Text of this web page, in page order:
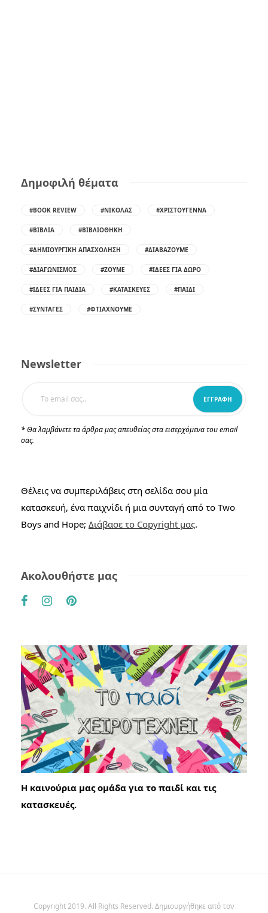
Δημοφιλή θέματα
#BOOK REVIEW #ΝΙΚΌΛΑΣ #ΧΡΙΣΤΟΎΓΕΝΝΑ
#ΒΙΒΛΊΑ #ΒΙΒΛΙΟΘΉΚΗ
#ΔΗΜΙΟΥΡΓΙΚΉ ΑΠΑΣΧΌΛΗΣΗ #ΔΙΑΒΆΖΟΥΜΕ
#ΔΙΑΓΩΝΙΣΜΌΣ #ΖΟΎΜΕ #ΙΔΈΕΣ ΓΙΑ ΔΏΡΟ
#ΙΔΈΕΣ ΓΙΑ ΠΑΙΔΙΆ #ΚΑΤΑΣΚΕΥΈΣ #ΠΑΙΔΊ
#ΣΥΝΤΑΓΈΣ #ΦΤΙΆΧΝΟΥΜΕ
Newsletter
* Θα λαμβάνετε τα άρθρα μας απευθείας στα εισερχόμενα του email
σας.
Θέλεις να συμπεριλάβεις στη σελίδα σου μία
κατασκευή, ένα παιχνίδι ή μια συνταγή από το Two
Boys and Hope; Διάβασε το Copyright μας.
Ακολουθήστε μας
Η καινούρια μας ομάδα για το παιδί και τις
κατασκευές.
Copyright 2019. All Rights Reserved. Δημιουργήθηκε από τον